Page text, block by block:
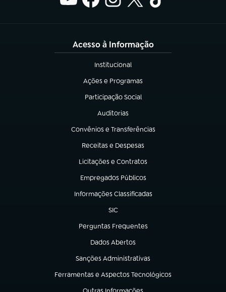
Acesso à Informação
Institucional
(abre em nova aba)
Ações e Programas
(abre em nova aba)
Participação Social
(abre em nova aba)
Auditorias
(abre em nova aba)
Convênios e Transferências
(abre em nova aba)
Receitas e Despesas
(abre em nova aba)
Licitações e Contratos
(abre em nova aba)
Empregados Públicos
(abre em nova aba)
Informações Classificadas
(abre em nova aba)
SIC
(abre em nova aba)
Perguntas Frequentes
(abre em nova aba)
Dados Abertos
(abre em nova aba)
Sanções Administrativas
(abre em nova aba)
Ferramentas e Aspectos Tecnológicos
(abre em nova aba)